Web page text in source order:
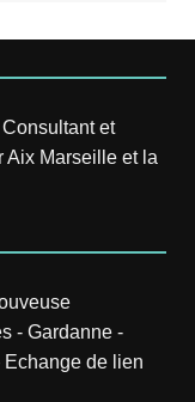
et
Aix Marseille et la
- Gardanne-
Echange de lien